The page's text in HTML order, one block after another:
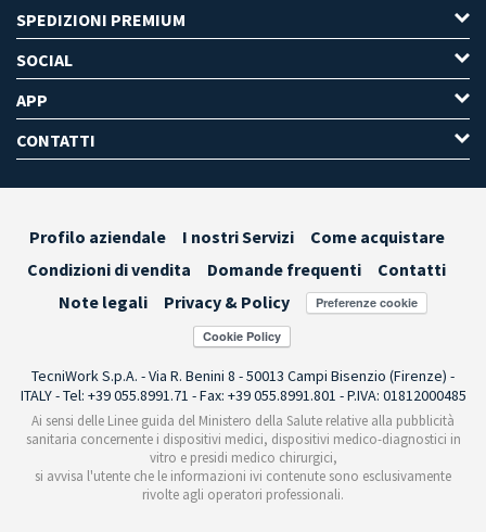
SPEDIZIONI PREMIUM
SOCIAL
APP
CONTATTI
Profilo aziendale I nostri Servizi
Come acquistare
Condizioni di vendita
Domande frequenti
Contatti
Note legali
Privacy & Policy Preferenze cookie
TecniWork S.p.A. - Via R. Benini 8 - 50013 Campi Bisenzio (Firenze) -
ITALY - Tel: +39 055.8991.71 - Fax: +39 055.8991.801 - P.IVA: 01812000485
Ai sensi delle Linee guida del Ministero della Salute relative alla pubblicità
sanitaria concernente i dispositivi medici, dispositivi medico-diagnostici in
vitro e presidi medico chirurgici,
si avvisa l'utente che le informazioni ivi contenute sono esclusivamente
rivolte agli operatori professionali.